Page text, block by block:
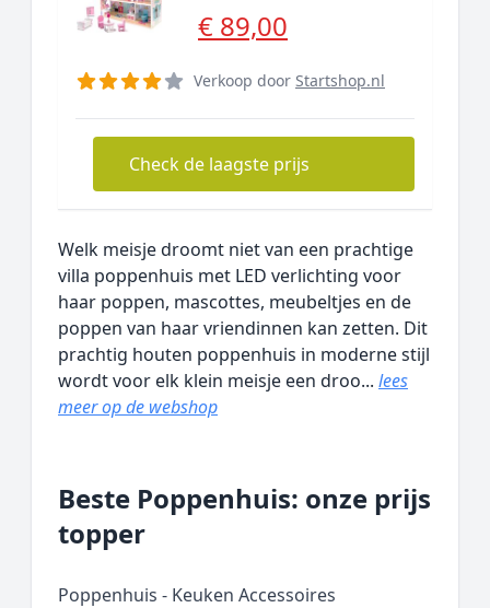
€ 89,00
Verkoop door Startshop.nl
Check de laagste prijs
Welk meisje droomt niet van een prachtige
villa poppenhuis met LED verlichting voor
haar poppen, mascottes, meubeltjes en de
poppen van haar vriendinnen kan zetten. Dit
prachtig houten poppenhuis in moderne stijl
wordt voor elk klein meisje een droo... lees
meer op de webshop
Beste Poppenhuis: onze prijs
topper
Poppenhuis - Keuken Accessoires